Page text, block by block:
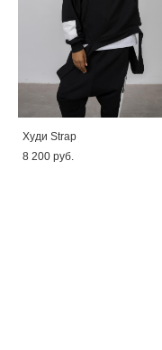
Худи Strap
8 200 pуб.